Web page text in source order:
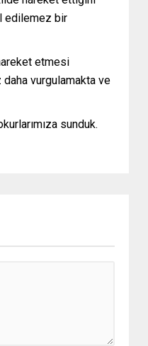
edilemez bir
etmesi
vurgulamakta ve
sunduk.